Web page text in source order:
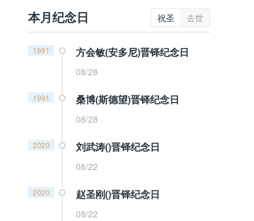
本月纪念日 祝圣 去世
1991 方会敏(安多尼)晋铎纪念日
08/28
1991 桑博(斯德望)晋铎纪念日
08/28
2020 刘武涛()晋铎纪念日
08/22
2020 赵圣刚()晋铎纪念日
08/22